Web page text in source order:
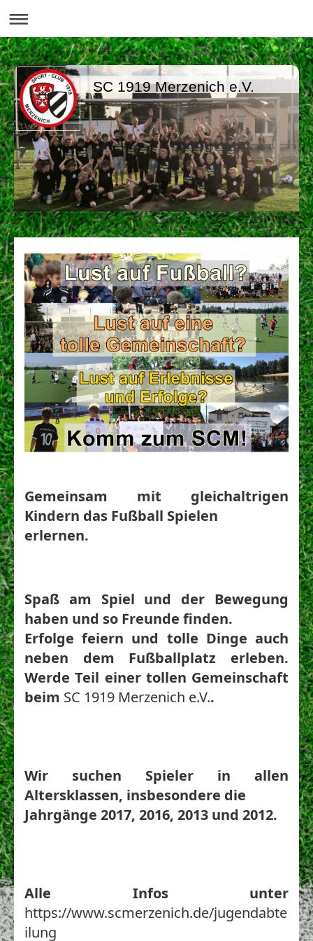
SC 1919 Merzenich e.V.
Gemeinsam mit gleichaltrigen
Kindern das Fußball Spielen
erlernen.
Spaß am Spiel und der Bewegung
haben und so Freunde finden.
Erfolge feiern und tolle Dinge auch
neben dem Fußballplatz erleben.
Werde Teil einer tollen Gemeinschaft
beim SC 1919 Merzenich e.V..
Wir suchen Spieler in allen
Altersklassen, insbesondere die
Jahrgänge 2017, 2016, 2013 und 2012.
Alle Infos unter
https://www.scmerzenich.de/jugendabte
ilung